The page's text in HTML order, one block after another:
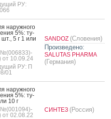
РУ:
на­руж­но­го
5%: ту­
5 г 1 или
от 10.09.24
РУ: П
01
SANDOZ (Словения)
Произведено:
SALUTAS PHARMA
(Германия)
на­руж­но­го
5%: ту­
10 г
от 02.08.22
СИНТЕЗ (Россия)